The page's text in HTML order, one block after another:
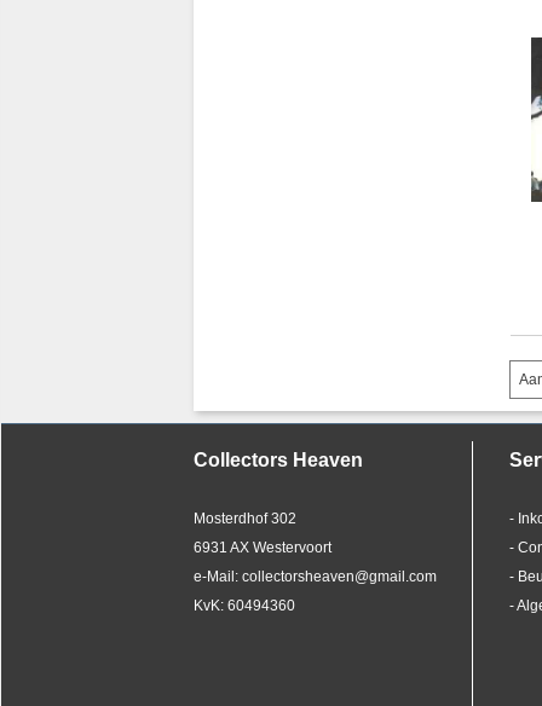
Collectors Heaven
Mosterdhof 302
6931 AX Westervoort
e-Mail: collectorsheaven@gmail.com
KvK: 60494360
-
-
-
-